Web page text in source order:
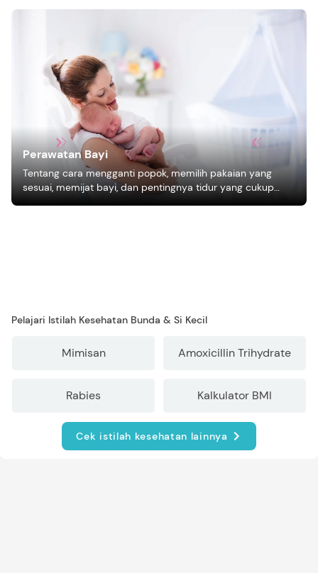
Perawatan Bayi
Tentang cara mengganti popok, memilih pakaian yang
sesuai, memijat bayi, dan pentingnya tidur yang cukup
bagi pertumbuhan bayi.
Pelajari Istilah Kesehatan Bunda & Si Kecil
Mimisan Amoxicillin Trihydrate
Rabies Kalkulator BMI
Cek istilah kesehatan lainnya